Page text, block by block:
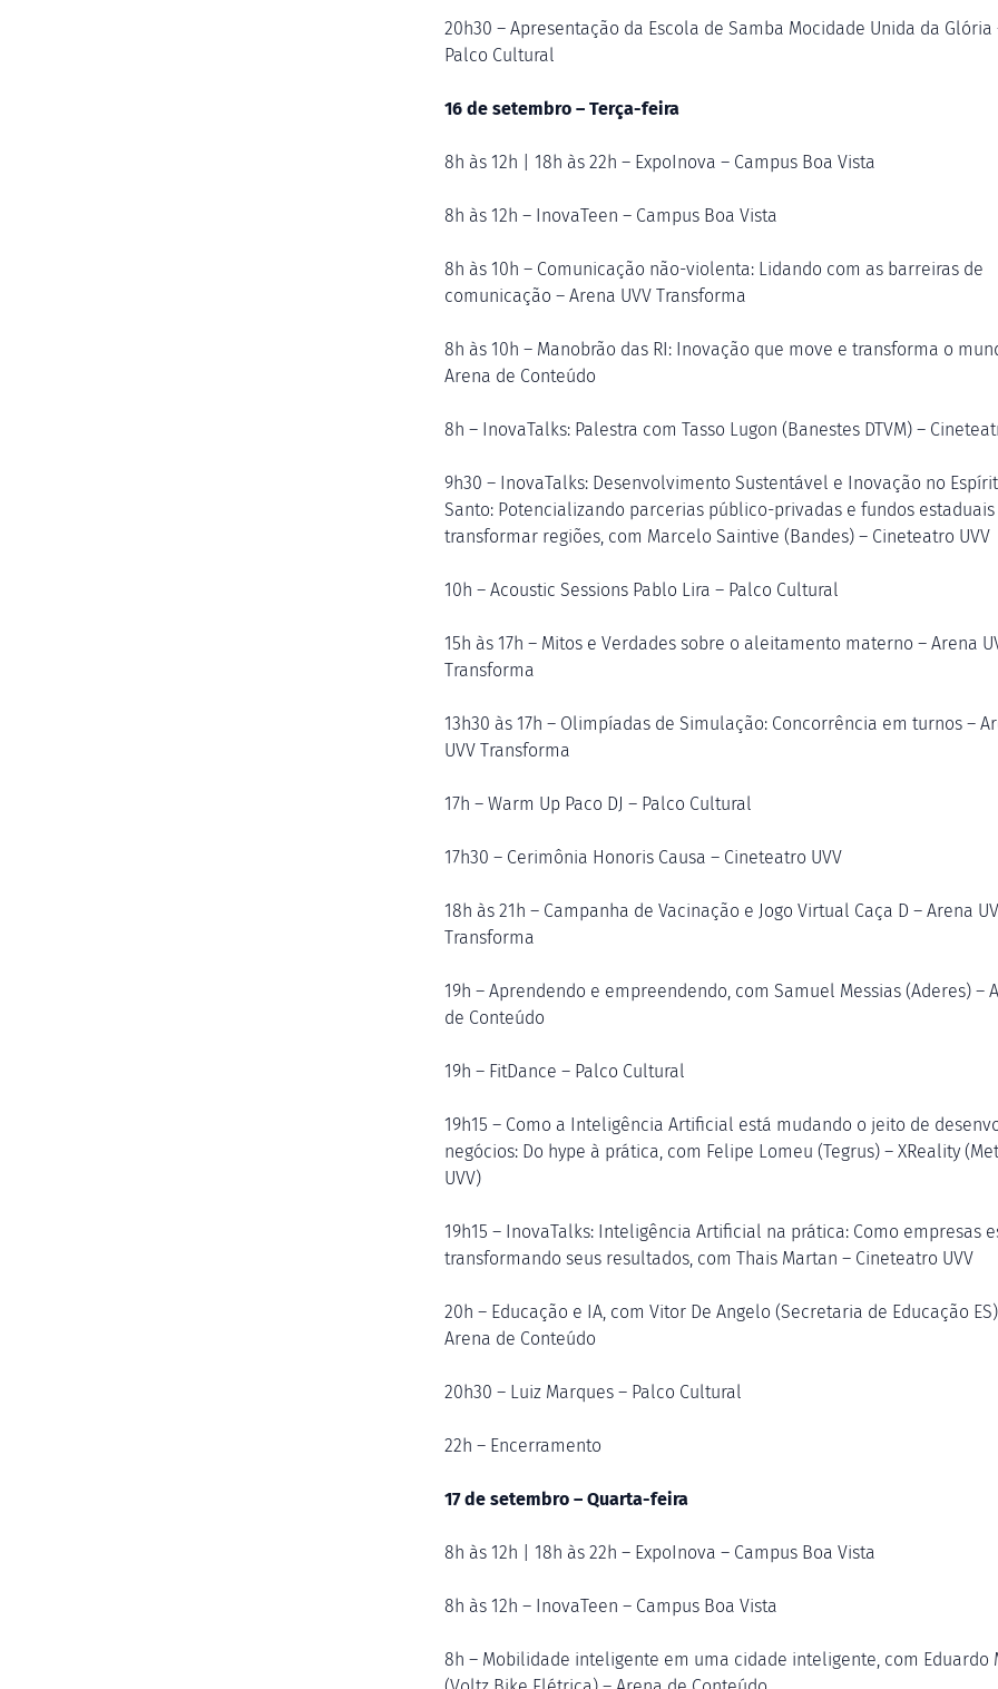
20h30 – Apresentação da Escola de Samba Mocidade Unida da Glória
Palco Cultural
16 de setembro – Terça-feira
8h às 12h | 18h às 22h – ExpoInova – Campus Boa Vista
8h às 12h – InovaTeen – Campus Boa Vista
8h às 10h – Comunicação não-violenta: Lidando com as barreiras de
comunicação – Arena UVV Transforma
8h às 10h – Manobrão das RI: Inovação que move e transforma o
Arena de Conteúdo
8h – InovaTalks: Palestra com Tasso Lugon (Banestes DTVM) –
9h30 – InovaTalks: Desenvolvimento Sustentável e Inovação no
Santo: Potencializando parcerias público-privadas e fundos estaduais
transformar regiões, com Marcelo Saintive (Bandes) – Cineteatro UVV
10h – Acoustic Sessions Pablo Lira – Palco Cultural
15h às 17h – Mitos e Verdades sobre o aleitamento materno – Arena
Transforma
13h30 às 17h – Olimpíadas de Simulação: Concorrência em turnos –
UVV Transforma
17h – Warm Up Paco DJ – Palco Cultural
17h30 – Cerimônia Honoris Causa – Cineteatro UVV
18h às 21h – Campanha de Vacinação e Jogo Virtual Caça D – Arena
Transforma
19h – Aprendendo e empreendendo, com Samuel Messias (Aderes) –
de Conteúdo
19h – FitDance – Palco Cultural
19h15 – Como a Inteligência Artificial está mudando o jeito de
negócios: Do hype à prática, com Felipe Lomeu (Tegrus) – XReality
UVV)
19h15 – InovaTalks: Inteligência Artificial na prática: Como empresas
transformando seus resultados, com Thais Martan – Cineteatro UVV
20h – Educação e IA, com Vitor De Angelo (Secretaria de Educação
Arena de Conteúdo
20h30 – Luiz Marques – Palco Cultural
22h – Encerramento
17 de setembro – Quarta-feira
8h às 12h | 18h às 22h – ExpoInova – Campus Boa Vista
8h às 12h – InovaTeen – Campus Boa Vista
8h – Mobilidade inteligente em uma cidade inteligente, com Eduardo